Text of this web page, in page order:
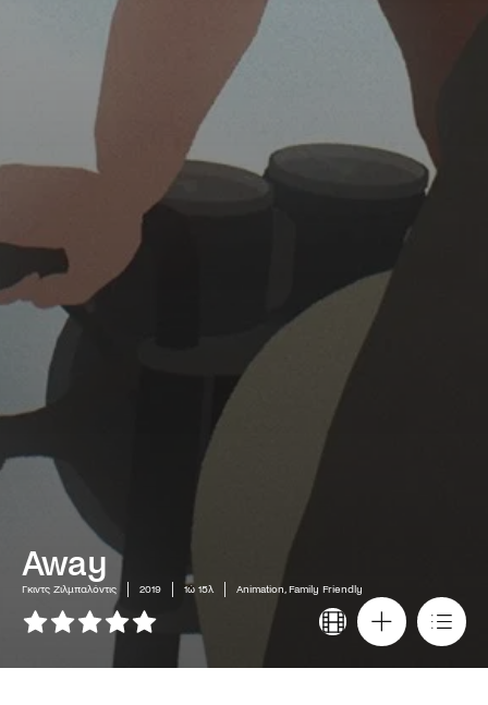
Away
Γκιντς Ζιλμπαλόντις 2019 1ώ 15λ Animation, Family Friendly